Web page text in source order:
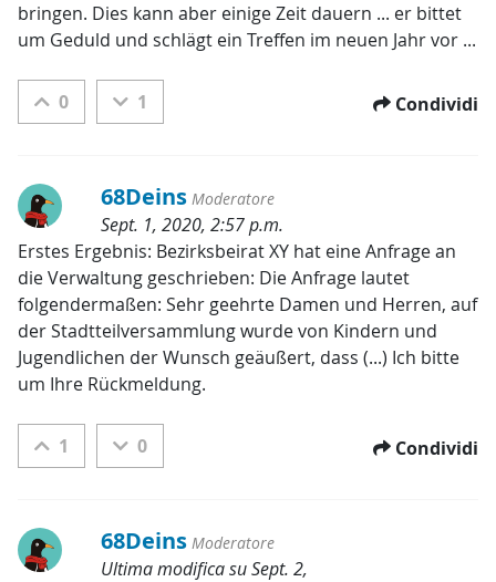
bringen. Dies kann aber einige Zeit dauern ... er bittet
um Geduld und schlägt ein Treffen im neuen Jahr vor ...
0 1 Condividi
68Deins Moderatore
Sept. 1, 2020, 2:57 p.m.
Categorie:
Erstes Ergebnis: Bezirksbeirat XY hat eine Anfrage an
die Verwaltung geschrieben: Die Anfrage lautet
folgendermaßen: Sehr geehrte Damen und Herren, auf
der Stadtteilversammlung wurde von Kindern und
Jugendlichen der Wunsch geäußert, dass (...) Ich bitte
um Ihre Rückmeldung.
1 0 Condividi
68Deins Moderatore
Ultima modifica su Sept. 2,